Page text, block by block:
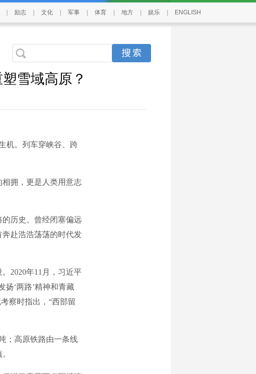
励志 文化 军事 体育 地方 娱乐 ENGLISH
雪域高原？
机。列车穿峡谷、跨
拥，更是人类用意志
历史。曾经闭塞偏远
赴浩浩荡荡的时代发
2020年11月，习近平
扬‘两路’精神和青藏
察时指出，“西部留
；高原铁路由一条线